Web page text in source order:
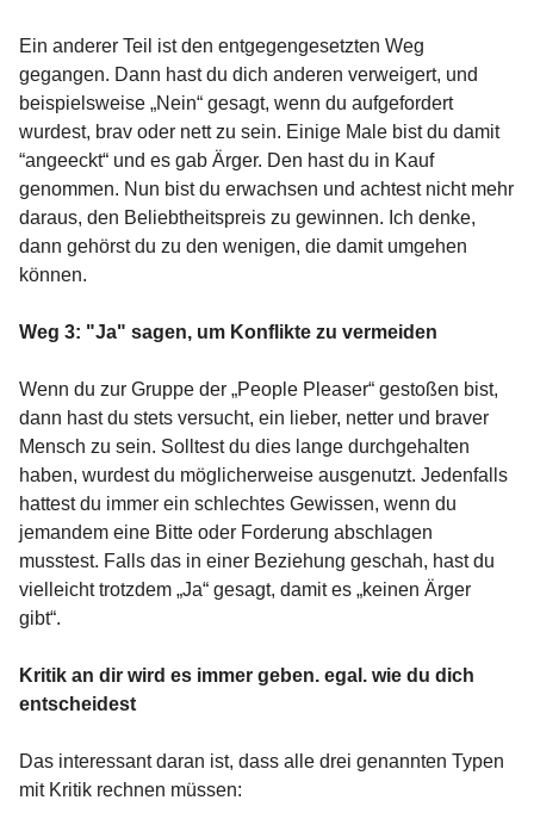
Ein anderer Teil ist den entgegengesetzten Weg
gegangen. Dann hast du dich anderen verweigert, und
beispielsweise „Nein“ gesagt, wenn du aufgefordert
wurdest, brav oder nett zu sein. Einige Male bist du damit
“angeeckt“ und es gab Ärger. Den hast du in Kauf
genommen. Nun bist du erwachsen und achtest nicht mehr
daraus, den Beliebtheitspreis zu gewinnen. Ich denke,
dann gehörst du zu den wenigen, die damit umgehen
können.
Weg 3: "Ja" sagen, um Konflikte zu vermeiden
Wenn du zur Gruppe der „People Pleaser“ gestoßen bist,
dann hast du stets versucht, ein lieber, netter und braver
Mensch zu sein. Solltest du dies lange durchgehalten
haben, wurdest du möglicherweise ausgenutzt. Jedenfalls
hattest du immer ein schlechtes Gewissen, wenn du
jemandem eine Bitte oder Forderung abschlagen
musstest. Falls das in einer Beziehung geschah, hast du
vielleicht trotzdem „Ja“ gesagt, damit es „keinen Ärger
gibt“.
Kritik an dir wird es immer geben. egal. wie du dich
entscheidest
Das interessant daran ist, dass alle drei genannten Typen
mit Kritik rechnen müssen: